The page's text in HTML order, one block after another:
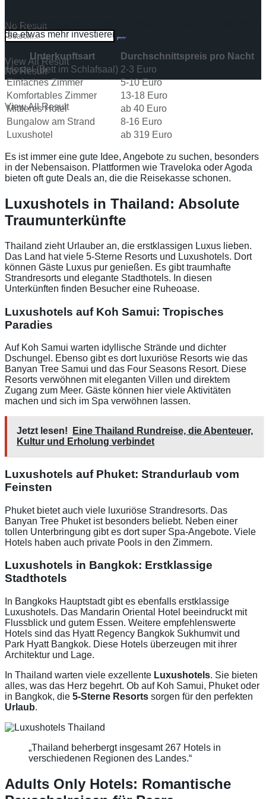
No Result
View All Result
No Result
View All Result
und Fitnessstudios. Diese Optionen sind ideal für diejenigen,
die etwas mehr investieren wollen.
Unterkunftsart
Durchschnittspreis pro Nacht
Hostel (Bett im Schlafsaal) 2-3 Euro
Einfaches Zimmer
5-10 Euro
Komfortables Zimmer
13-18 Euro
Mittleres Hotel
ab 40 Euro
Bungalow am Strand
8-16 Euro
Luxushotel
ab 319 Euro
Es ist immer eine gute Idee, Angebote zu suchen, besonders
in der Nebensaison. Plattformen wie Traveloka oder Agoda
bieten oft gute Deals an, die die Reisekasse schonen.
Luxushotels in Thailand: Absolute
Traumunterkünfte
Thailand zieht Urlauber an, die erstklassigen Luxus lieben.
Das Land hat viele 5-Sterne Resorts und Luxushotels. Dort
können Gäste Luxus pur genießen. Es gibt traumhafte
Strandresorts und elegante Stadthotels. In diesen
Unterkünften finden Besucher eine Ruheoase.
Luxushotels auf Koh Samui: Tropisches
Paradies
Auf Koh Samui warten idyllische Strände und dichter
Dschungel. Ebenso gibt es dort luxuriöse Resorts wie das
Banyan Tree Samui und das Four Seasons Resort. Diese
Resorts verwöhnen mit eleganten Villen und direktem
Zugang zum Meer. Gäste können hier viele Aktivitäten
machen und sich im Spa verwöhnen lassen.
Jetzt lesen!
Eine Thailand Rundreise, die Abenteuer,
Kultur und Erholung verbindet
Luxushotels auf Phuket: Strandurlaub vom
Feinsten
Phuket bietet auch viele luxuriöse Strandresorts. Das
Banyan Tree Phuket ist besonders beliebt. Neben einer
tollen Unterbringung gibt es dort super Spa-Angebote. Viele
Hotels haben auch private Pools in den Zimmern.
Luxushotels in Bangkok: Erstklassige
Stadthotels
In Bangkoks Hauptstadt gibt es ebenfalls erstklassige
Luxushotels. Das Mandarin Oriental Hotel beeindruckt mit
Flussblick und gutem Essen. Weitere empfehlenswerte
Hotels sind das Hyatt Regency Bangkok Sukhumvit und
Park Hyatt Bangkok. Diese Hotels überzeugen mit ihrer
Architektur und Lage.
In Thailand warten viele exzellente Luxushotels. Sie bieten
alles, was das Herz begehrt. Ob auf Koh Samui, Phuket oder
in Bangkok, die 5-Sterne Resorts sorgen für den perfekten
Urlaub.
„Thailand beherbergt insgesamt 267 Hotels in
verschiedenen Regionen des Landes.“
Adults Only Hotels: Romantische